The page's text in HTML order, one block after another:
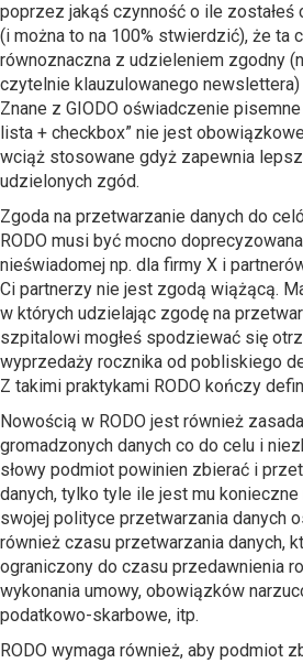
poprzez jakąś czynność o ile
(i można to na 100% stwierdzić), że ta
równoznaczna z udzieleniem zgodny
czytelnie klauzulowanego newslettera)
Znane z GIODO oświadczenie pisemne
lista + checkbox” nie jest
wciąż stosowane gdyż zapewnia
udzielonych zgód.
Zgoda na przetwarzanie danych do
RODO musi być mocno
nieświadomej np. dla firmy X i
Ci partnerzy nie jest zgodą wiążącą.
w których udzielając zgodę na
szpitalowi mogłeś spodziewać się
wyprzedaży rocznika od pobliskiego
Z takimi praktykami RODO kończy
Nowością w RODO jest również
gromadzonych danych co do celu i
słowy podmiot powinien zbierać i
danych, tylko tyle ile jest mu
swojej polityce przetwarzania danych
również czasu przetwarzania danych,
ograniczony do czasu przedawnienia
wykonania umowy, obowiązków
podatkowo-skarbowe, itp.
RODO wymaga również, aby podmiot